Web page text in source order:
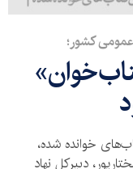
عمومی کشور؛
خوانده شده،
دبیرکل نهاد